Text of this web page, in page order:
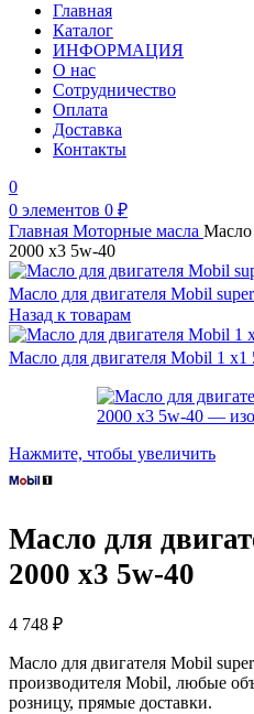
Главная
Каталог
ИНФОРМАЦИЯ
О нас
Сотрудничество
Оплата
Доставка
Контакты
0
0 элементов 0 ₽
Главная Моторные масла Масло
2000 x3 5w-40
Масло для двигателя Mobil
Назад к товарам
Масло для двигателя Mobil 1 x1
Нажмите, чтобы увеличить
Масло для
2000 x3 5w-40
4 748 ₽
Масло для двигателя Mobil
производителя Mobil, любые
розницу, прямые доставки.